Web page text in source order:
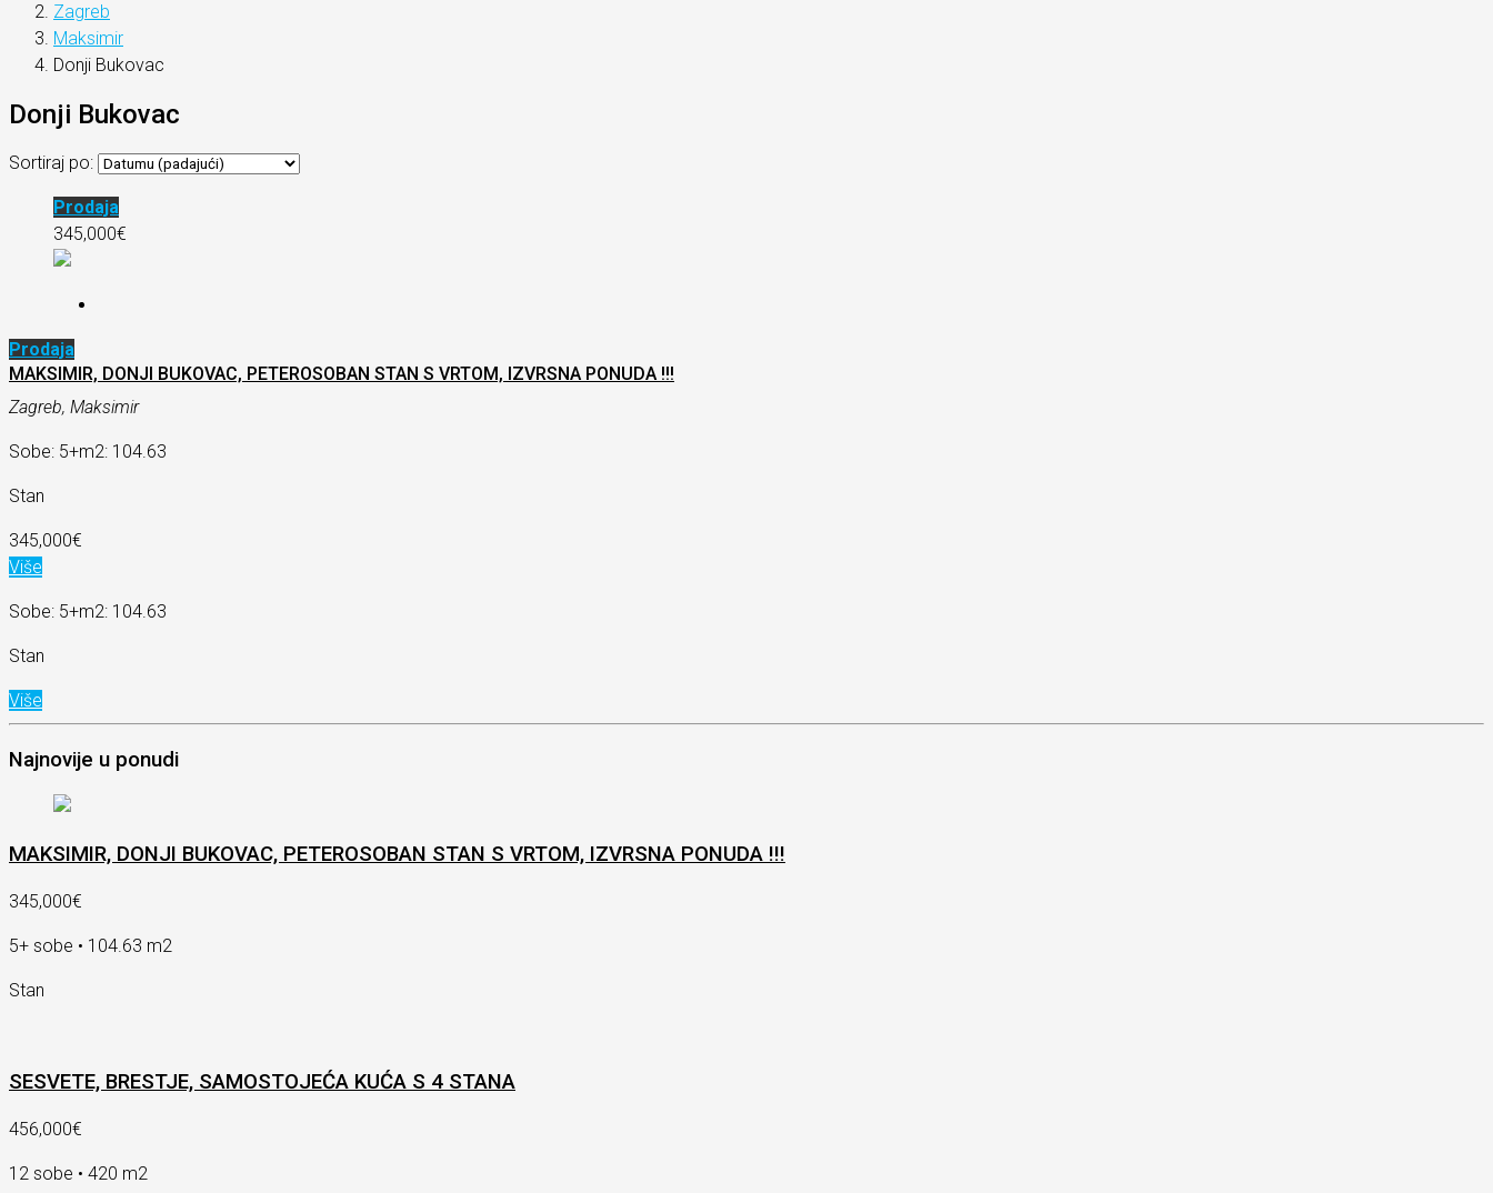
Zagreb
Maksimir
Donji Bukovac
Donji Bukovac
Sortiraj po:
Prodaja
345,000€
Prodaja
MAKSIMIR, DONJI BUKOVAC, PETEROSOBAN STAN S VRTOM, IZVRSNA PONUDA !!!
Zagreb, Maksimir
Sobe: 5+m2: 104.63
Stan
345,000€
Više
Sobe: 5+m2: 104.63
Stan
Više
Najnovije u ponudi
MAKSIMIR, DONJI BUKOVAC, PETEROSOBAN STAN S VRTOM, IZVRSNA PONUDA !!!
345,000€
5+ sobe • 104.63 m2
Stan
SESVETE, BRESTJE, SAMOSTOJEĆA KUĆA S 4 STANA
456,000€
12 sobe • 420 m2